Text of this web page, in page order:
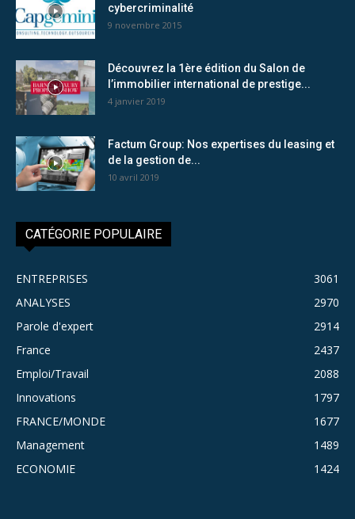
cybercriminalité
9 novembre 2015
Découvrez la 1ère édition du Salon de
l’immobilier international de prestige...
4 janvier 2019
Factum Group: Nos expertises du leasing et
de la gestion de...
10 avril 2019
CATÉGORIE POPULAIRE
ENTREPRISES
3061
ANALYSES
2970
Parole d'expert
2914
France
2437
Emploi/Travail
2088
Innovations
1797
FRANCE/MONDE
1677
Management
1489
ECONOMIE
1424